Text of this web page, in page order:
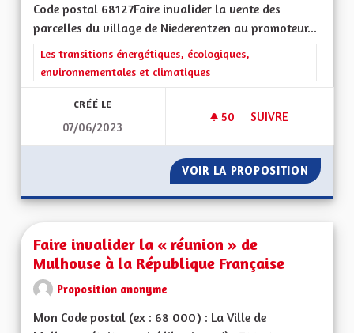
Code postal 68127Faire invalider la vente des
parcelles du village de Niederentzen au promoteur...
Filtrer les résultats de la catégorie : Les transitions
Les transitions énergétiques, écologiques,
environnementales et climatiques
CRÉÉ LE
07/06/2023
50 50 ABONNÉS
SUIVRE
VOIR LA PROPOSITION FAIRE
Faire invalider la « réunion » de
Mulhouse à la République Française
Proposition anonyme
Mon Code postal (ex : 68 000) : La Ville de